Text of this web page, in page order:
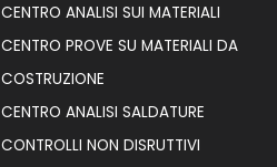
CENTRO ANALISI SUI MATERIALI
CENTRO PROVE SU MATERIALI DA
COSTRUZIONE
CENTRO ANALISI SALDATURE
CONTROLLI NON DISRUTTIVI